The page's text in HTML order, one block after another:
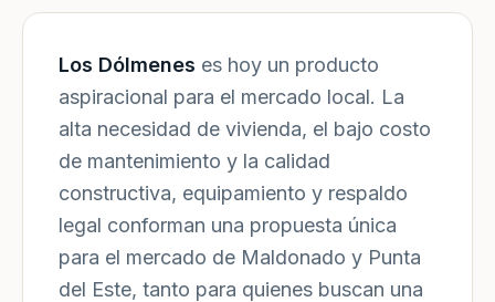
Los Dólmenes es hoy un producto
aspiracional para el mercado local. La
alta necesidad de vivienda, el bajo costo
de mantenimiento y la calidad
constructiva, equipamiento y respaldo
legal conforman una propuesta única
para el mercado de Maldonado y Punta
del Este, tanto para quienes buscan una